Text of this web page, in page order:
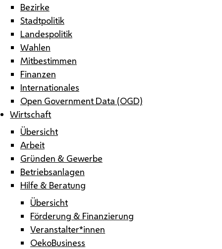
Bezirke
Stadtpolitik
Landespolitik
Wahlen
Mitbestimmen
Finanzen
Internationales
Open Government Data (OGD)
Wirtschaft
Übersicht
Arbeit
Gründen & Gewerbe
Betriebsanlagen
Hilfe & Beratung
Übersicht
Förderung & Finanzierung
Veranstalter*innen
OekoBusiness